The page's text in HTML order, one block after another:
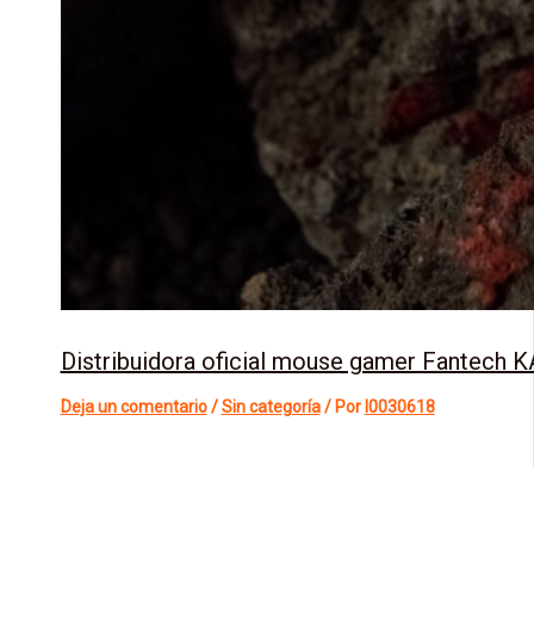
Distribuidora oficial mouse gamer Fantech
Deja un comentario /Sin categoría/ Por l0030618